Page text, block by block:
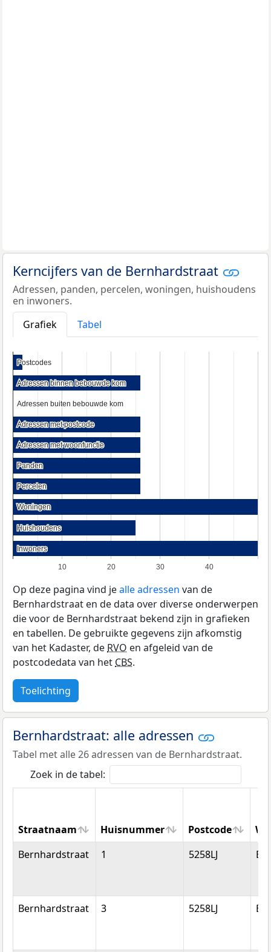
Kerncijfers van de Bernhardstraat
Adressen, panden, percelen, woningen, huishoudens
en inwoners.
Grafiek
Tabel
10 20 30 40
Postcodes
Postcodes
Adressen binnen bebouwde kom
Adressen binnen bebouwde kom
Adressen buiten bebouwde kom
Adressen buiten bebouwde kom
Adressen met postcode
Adressen met postcode
Adressen met woonfunctie
Adressen met woonfunctie
Panden
Panden
Percelen
Percelen
Woningen
Woningen
Huishoudens
Huishoudens
Inwoners
Inwoners
Op deze pagina vind jealle adressen van de
Bernhardstraat en de data over diverse onderwerpen
die voor de Bernhardstraat bekend zijn in grafieken
en tabellen. De gebruikte gegevens zijn afkomstig
van het Kadaster, deRVO en afgeleid van de
postcodedata van hetCBS.
Toelichting
Bernhardstraat: alle adressen
Tabel met alle 26 adressen van de Bernhardstraat.
Zoek in de tabel:
Straatnaam Huisnummer Postcode
Straatnaam
Huisnummer Postcode
Bernhardstraat 1 5258LJ
Bernhardstraat 3 5258LJ